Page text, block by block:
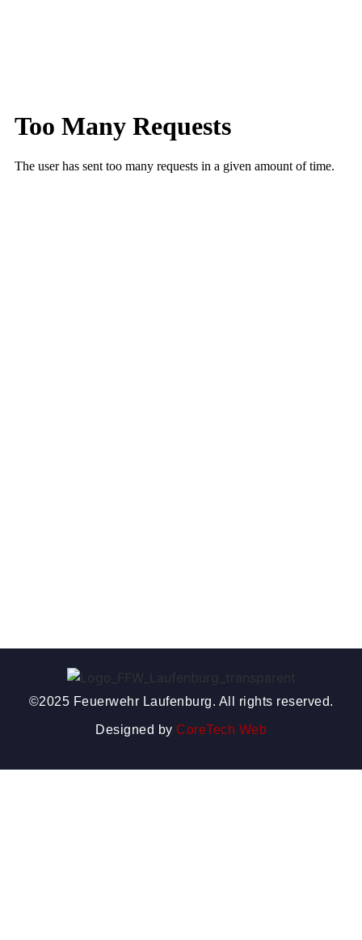
©2025 Feuerwehr Laufenburg. All rights reserved.
Designed by CoreTech Web